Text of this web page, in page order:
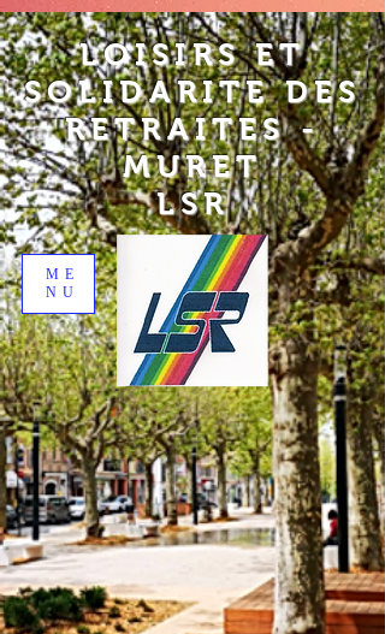
LOISIRS ET
SOLIDARITE DES
RETRAITES -
MURET
LSR
ME
NU